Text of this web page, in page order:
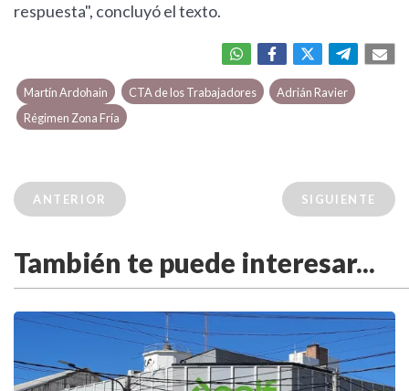
respuesta", concluyó el texto.
Martín Ardohain CTA de los Trabajadores
Adrián Ravier
Régimen Zona Fría
ANTERIOR SIGUIENTE
También te puede interesar...